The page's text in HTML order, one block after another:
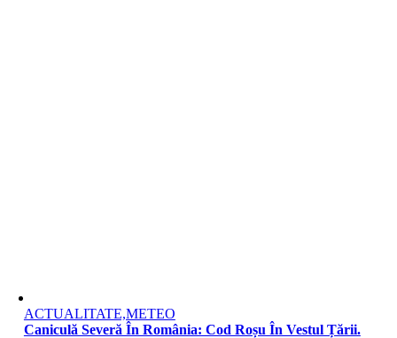
ACTUALITATE,METEO
Caniculă Severă În România: Cod Roșu În Vestul Țării.